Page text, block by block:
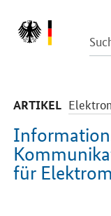
ARTIKEL -
für